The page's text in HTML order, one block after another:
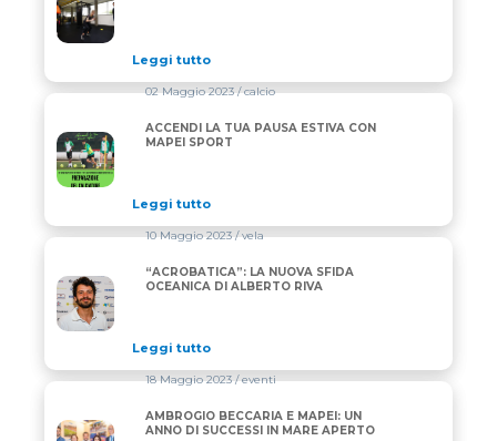
Leggi tutto
ACCENDI LA TUA PAUSA ESTIVA CON MAPEI SPORT
02 Maggio 2023/ calcio
ACCENDI LA TUA PAUSA ESTIVA CON
MAPEI SPORT
Leggi tutto
“ACROBATICA”: LA NUOVA SFIDA OCEANICA DI
10 Maggio 2023/ vela
“ACROBATICA”: LA NUOVA SFIDA
OCEANICA DI ALBERTO RIVA
Leggi tutto
AMBROGIO BECCARIA E MAPEI: UN ANNO DI
18 Maggio 2023/ eventi
AMBROGIO BECCARIA E MAPEI: UN
ANNO DI SUCCESSI IN MARE APERTO